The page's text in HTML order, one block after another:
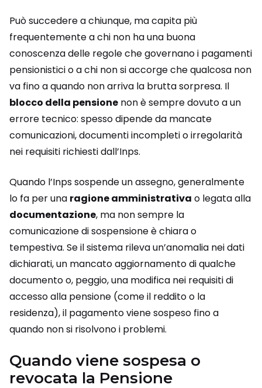
Può succedere a chiunque, ma capita più
frequentemente a chi non ha una buona
conoscenza delle regole che governano i pagamenti
pensionistici o a chi non si accorge che qualcosa non
va fino a quando non arriva la brutta sorpresa. Il
blocco della pensione non è sempre dovuto a un
errore tecnico: spesso dipende da mancate
comunicazioni, documenti incompleti o irregolarità
nei requisiti richiesti dall’Inps.
Quando l’Inps sospende un assegno, generalmente
lo fa per una ragione amministrativa o legata alla
documentazione, ma non sempre la
comunicazione di sospensione è chiara o
tempestiva. Se il sistema rileva un’anomalia nei dati
dichiarati, un mancato aggiornamento di qualche
documento o, peggio, una modifica nei requisiti di
accesso alla pensione (come il reddito o la
residenza), il pagamento viene sospeso fino a
quando non si risolvono i problemi.
Quando viene sospesa o
revocata la Pensione